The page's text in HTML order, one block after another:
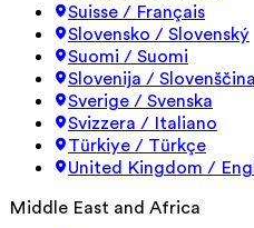
Suisse / Français
Slovensko / Slovenský
Suomi / Suomi
Slovenija / Slovenščina
Sverige / Svenska
Svizzera / Italiano
Türkiye / Türkçe
United Kingdom /
Middle East and Africa